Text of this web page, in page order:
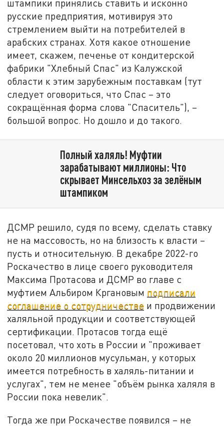
штампики принялись ставить и исконно
русские предприятия, мотивируя это
стремлением выйти на потребителей в
арабских странах. Хотя какое отношение
имеет, скажем, печенье от кондитерской
фабрики "Хлебный Спас" из Калужской
области к этим зарубежным поставкам (тут
следует оговориться, что Спас – это
сокращённая форма слова "Спаситель"), –
большой вопрос. Но дошло и до такого.
Полный халяль! Муфтии
зарабатывают миллионы: Что
скрывает Минсельхоз за зелёным
штампиком
ДСМР решило, судя по всему, сделать ставку
не на массовость, но на близость к власти –
пусть и относительную. В декабре 2022-го
Роскачество в лице своего руководителя
Максима Протасова и ДСМР во главе с
муфтием Альбиром Кргановым подписали
соглашение о сотрудничестве и продвижении
халяльной продукции и соответствующей
сертификации. Протасов тогда ещё
посетовал, что хоть в России и "проживает
около 20 миллионов мусульман, у которых
имеется потребность в халяль-питании и
услугах", тем не менее "объём рынка халяля в
России пока невелик".
Тогда же при Роскачестве появился – не